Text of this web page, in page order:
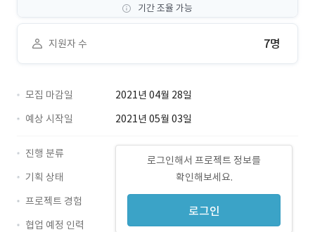
기간 조율 가능
지원자 수 7명
모집 마감일
2021년 04월 28일
예상 시작일
2021년 05월 03일
로그인해서 프로젝트 정보를
확인해보세요.
로그인
진행 분류
기획 상태
프로젝트 경험
협업 예정 인력